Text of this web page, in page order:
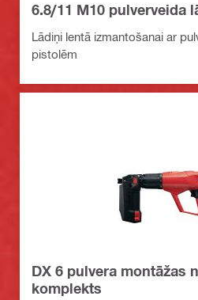
6.8/11 M10 pulverveida
Lādiņi lentā izmantošanai ar
pistolēm
DX 6 pulvera montāžas
komplekts